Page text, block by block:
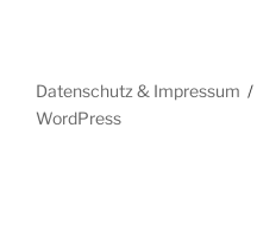
Datenschutz & Impressum
WordPress